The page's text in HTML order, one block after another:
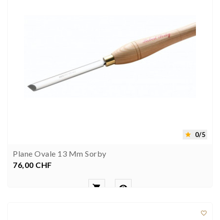
 0/5
Plane Ovale 13 Mm Sorby
Preis
76,00 CHF
 
